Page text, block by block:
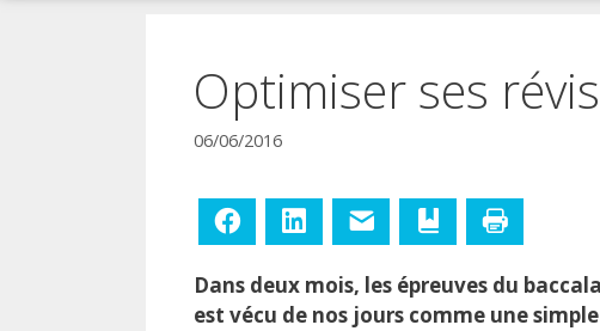
Optimiser ses
06/06/2016
Facebook LinkedIn Ajouter aux favoris
Dans deux mois, les épreuves du
est vécu de nos jours comme une